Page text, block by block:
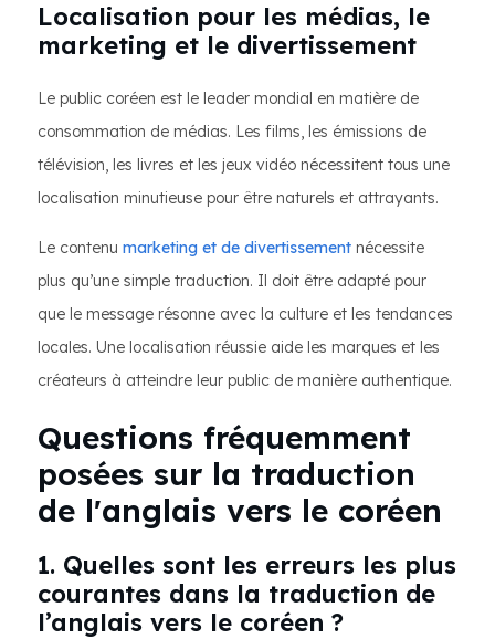
Localisation pour les médias, le
marketing et le divertissement
Le public coréen est le leader mondial en matière de
consommation de médias. Les films, les émissions de
télévision, les livres et les jeux vidéo nécessitent tous une
localisation minutieuse pour être naturels et attrayants.
Le contenu marketing et de divertissement nécessite
plus qu’une simple traduction. Il doit être adapté pour
que le message résonne avec la culture et les tendances
locales. Une localisation réussie aide les marques et les
créateurs à atteindre leur public de manière authentique.
Questions fréquemment
posées sur la traduction
de l'anglais vers le coréen
1. Quelles sont les erreurs les plus
courantes dans la traduction de
l’anglais vers le coréen ?